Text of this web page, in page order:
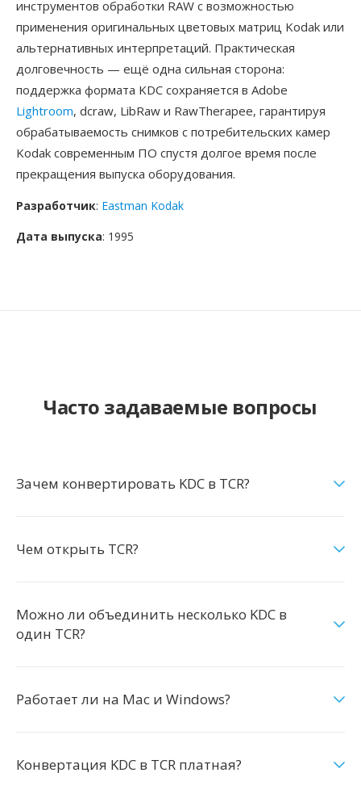
инструментов обработки RAW с возможностью
применения оригинальных цветовых матриц Kodak или
альтернативных интерпретаций. Практическая
долговечность — ещё одна сильная сторона:
поддержка формата KDC сохраняется в Adobe
Lightroom, dcraw, LibRaw и RawTherapee, гарантируя
обрабатываемость снимков с потребительских камер
Kodak современным ПО спустя долгое время после
прекращения выпуска оборудования.
Разработчик: Eastman Kodak
Дата выпуска: 1995
Часто задаваемые вопросы
Зачем конвертировать KDC в TCR?
Чем открыть TCR?
Можно ли объединить несколько KDC в
один TCR?
Работает ли на Mac и Windows?
Конвертация KDC в TCR платная?